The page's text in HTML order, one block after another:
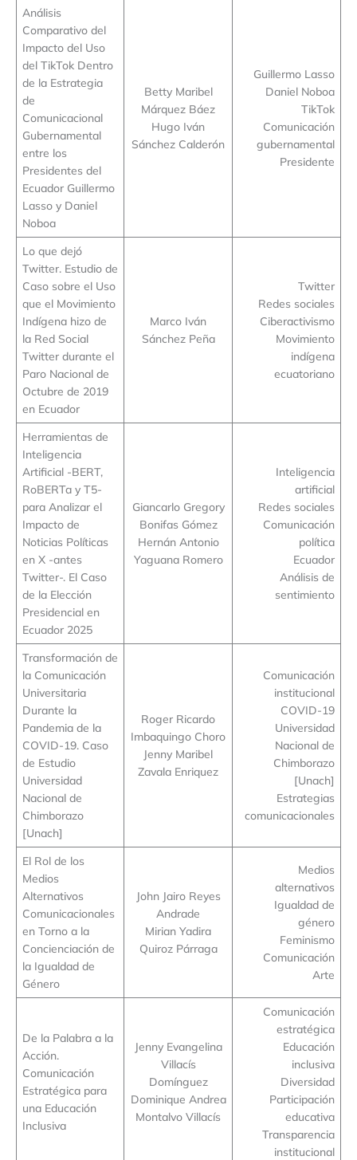
Análisis
Comparativo del
Impacto del Uso
del TikTok Dentro
de la Estrategia
de
Comunicacional
Gubernamental
entre los
Presidentes del
Ecuador Guillermo
Lasso y Daniel
Noboa
Betty Maribel
Márquez Báez
Hugo Iván
Sánchez Calderón
Guillermo Lasso
Daniel Noboa
TikTok
Comunicación
gubernamental
Presidente
Lo que dejó
Twitter. Estudio de
Caso sobre el Uso
que el Movimiento
Indígena hizo de
la Red Social
Twitter durante el
Paro Nacional de
Octubre de 2019
en Ecuador
Marco Iván
Sánchez Peña
Twitter
Redes sociales
Ciberactivismo
Movimiento
indígena
ecuatoriano
Herramientas de
Inteligencia
Artificial -BERT,
RoBERTa y T5-
para Analizar el
Impacto de
Noticias Políticas
en X -antes
Twitter-. El Caso
de la Elección
Presidencial en
Ecuador 2025
Giancarlo Gregory
Bonifas Gómez
Hernán Antonio
Yaguana Romero
Inteligencia
artificial
Redes sociales
Comunicación
política
Ecuador
Análisis de
sentimiento
Transformación de
la Comunicación
Universitaria
Durante la
Pandemia de la
COVID-19. Caso
de Estudio
Universidad
Nacional de
Chimborazo
[Unach]
Roger Ricardo
Imbaquingo Choro
Jenny Maribel
Zavala Enriquez
Comunicación
institucional
COVID-19
Universidad
Nacional de
Chimborazo
[Unach]
Estrategias
comunicacionales
El Rol de los
Medios
Alternativos
Comunicacionales
en Torno a la
Concienciación de
la Igualdad de
Género
John Jairo Reyes
Andrade
Mirian Yadira
Quiroz Párraga
Medios
alternativos
Igualdad de
género
Feminismo
Comunicación
Arte
De la Palabra a la
Acción.
Comunicación
Estratégica para
una Educación
Inclusiva
Jenny Evangelina
Villacís
Domínguez
Dominique Andrea
Montalvo Villacís
Comunicación
estratégica
Educación
inclusiva
Diversidad
Participación
educativa
Transparencia
institucional